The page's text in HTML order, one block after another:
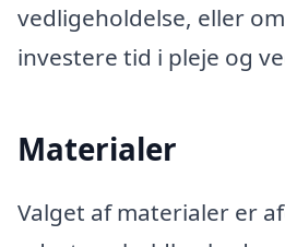
vedligeholdelse, eller
investere tid i pleje og
Materialer
Valget af materialer er